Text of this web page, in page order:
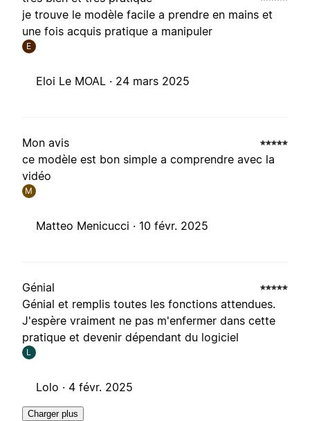
je trouve le modèle facile a prendre en mains et
une fois acquis pratique a manipuler
E
Eloi Le MOAL · 24 mars 2025
Mon avis
ce modèle est bon simple a comprendre avec la
vidéo
M
Matteo Menicucci · 10 févr. 2025
Génial
Génial et remplis toutes les fonctions attendues.
J'espère vraiment ne pas m'enfermer dans cette
pratique et devenir dépendant du logiciel
L
Lolo · 4 févr. 2025
Charger plus